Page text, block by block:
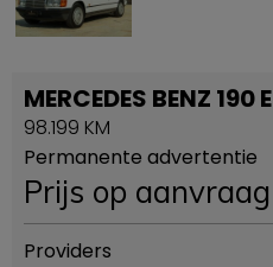
MERCEDES BENZ 190 E
98.199 KM
Permanente advertentie
Prijs op aanvraag
Providers